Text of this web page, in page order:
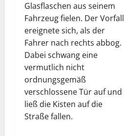
Glasflaschen aus seinem
Fahrzeug fielen. Der Vorfall
ereignete sich, als der
Fahrer nach rechts abbog.
Dabei schwang eine
vermutlich nicht
ordnungsgemäß
verschlossene Tür auf und
ließ die Kisten auf die
Straße fallen.